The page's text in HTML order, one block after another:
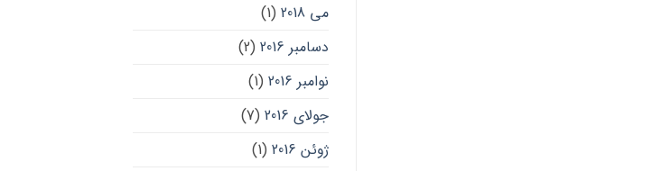
می 2018
(1)
دسامبر 2016
(2)
نوامبر 2016
(1)
جولای 2016
(7)
ژوئن 2016
(1)